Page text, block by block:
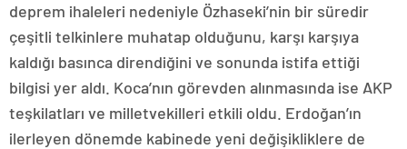
deprem ihaleleri nedeniyle Özhaseki’nin bir süredir
çeşitli telkinlere muhatap olduğunu, karşı karşıya
kaldığı basınca direndiğini ve sonunda istifa ettiği
bilgisi yer aldı. Koca’nın görevden alınmasında ise AKP
teşkilatları ve milletvekilleri etkili oldu. Erdoğan’ın
ilerleyen dönemde kabinede yeni değişikliklere de